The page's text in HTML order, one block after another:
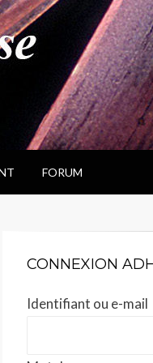
FORUM
CONNEXION
Identifiant ou e-mail